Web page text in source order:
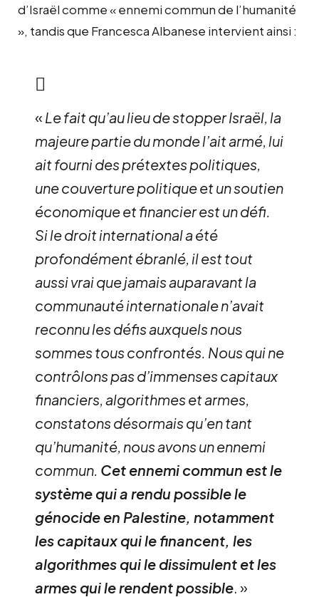
d’Israël comme « ennemi commun de l’humanité
», tandis que Francesca Albanese intervient ainsi :
« Le fait qu’au lieu de stopper Israël, la
majeure partie du monde l’ait armé, lui
ait fourni des prétextes politiques,
une couverture politique et un soutien
économique et financier est un défi.
Si le droit international a été
profondément ébranlé, il est tout
aussi vrai que jamais auparavant la
communauté internationale n’avait
reconnu les défis auxquels nous
sommes tous confrontés. Nous qui ne
contrôlons pas d’immenses capitaux
financiers, algorithmes et armes,
constatons désormais qu’en tant
qu’humanité, nous avons un ennemi
commun. Cet ennemi commun est le
système qui a rendu possible le
génocide en Palestine, notamment
les capitaux qui le financent, les
algorithmes qui le dissimulent et les
armes qui le rendent possible. »